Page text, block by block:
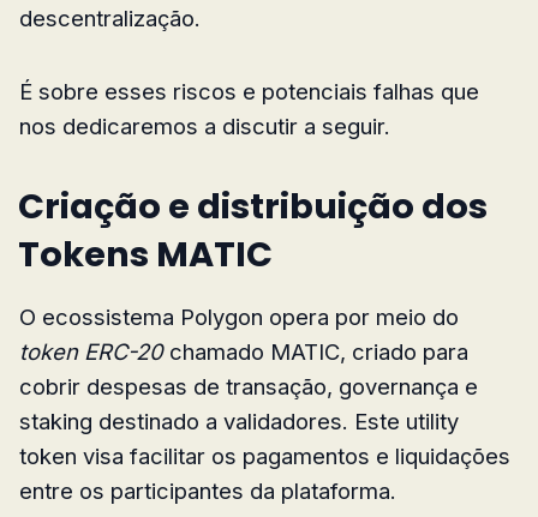
descentralização.
É sobre esses riscos e potenciais falhas que
nos dedicaremos a discutir a seguir.
Criação e distribuição dos
Tokens MATIC
O ecossistema Polygon opera por meio do
token ERC-20chamado MATIC, criado para
cobrir despesas de transação, governança e
staking destinado a validadores. Este utility
token visa facilitar os pagamentos e liquidações
entre os participantes da plataforma.